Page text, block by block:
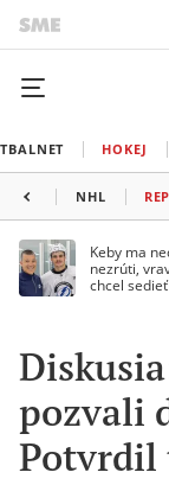
HOKEJ
NHL
Keby ma
nezrúti,
chcel
pozvali
Potvrdil